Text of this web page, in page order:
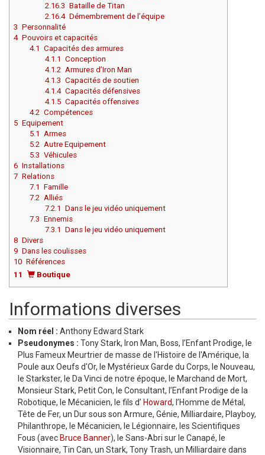
2.16.3 Bataille de Titan
2.16.4 Démembrement de l’équipe
3 Personnalité
4 Pouvoirs et capacités
4.1 Capacités des armures
4.1.1
Conception
4.1.2 Armures d’Iron Man
4.1.3 Capacités de soutien
4.1.4 Capacités défensives
4.1.5 Capacités offensives
4.2 Compétences
5 Equipement
5.1
Armes
5.2 Autre Equipement
5.3 Véhicules
6 Installations
7 Relations
7.1 Famille
7.2 Alliés
7.2.1
Dans le jeu vidéo uniquement
7.3 Ennemis
7.3.1
Dans le jeu vidéo uniquement
8 Divers
9 Dans les coulisses
10 Références
11
Boutique
Informations diverses
Nom réel : Anthony Edward Stark
Pseudonymes : Tony Stark, Iron Man, Boss, l’Enfant Prodige, le
Plus Fameux Meurtrier de masse de l'Histoire de l'Amérique, la
Poule aux Oeufs d'Or, le Mystérieux Garde du Corps, le Nouveau,
le Starkster, le Da Vinci de notre époque, le Marchand de Mort,
Monsieur Stark, Petit Con, le Consultant, l’Enfant Prodige de la
Robotique, le Mécanicien, le fils d’ Howard, l’Homme de Métal,
Tête de Fer, un Dur sous son Armure, Génie, Milliardaire, Playboy,
Philanthrope, le Mécanicien, le Légionnaire, les Scientifiques
Fous (avec Bruce Banner), le Sans-Abri sur le Canapé, le
Visionnaire, Tin Can, un Stark, Tony Trash, un Milliardaire dans
Aller à :
Aller à :
Aller à :